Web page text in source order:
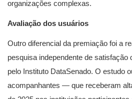
organizações complexas.
Avaliação dos usuários
Outro diferencial da premiação foi a
pesquisa independente de satisfação
pelo Instituto DataSenado. O estudo
acompanhantes — que receberam